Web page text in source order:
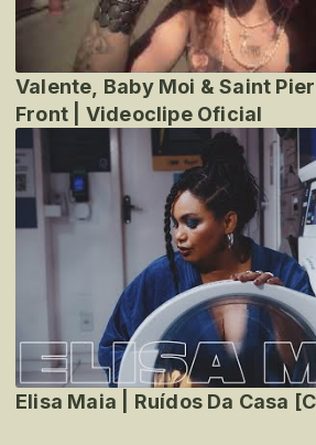
Valente, Baby Moi & Saint
Front | Videoclipe Oficial
Elisa Maia | Ruídos Da Casa